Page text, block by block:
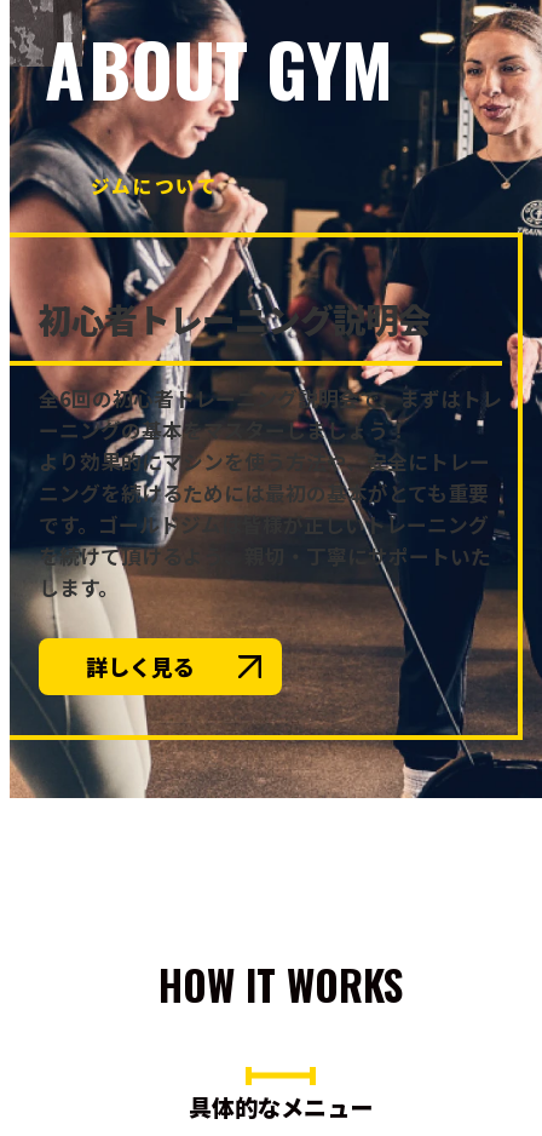
ABOUT GYM
ジムについて
初心者トレーニング説明会
全6回の初心者トレーニング説明会で、まずはトレ
ーニングの基本をマスターしましょう！
より効果的にマシンを使う方法や、安全にトレー
ニングを続けるためには最初の基本がとても重要
です。ゴールドジムは皆様が正しいトレーニング
を続けて頂けるよう、親切・丁寧にサポートいた
します。
詳しく見る
HOW IT WORKS
具体的なメニュー